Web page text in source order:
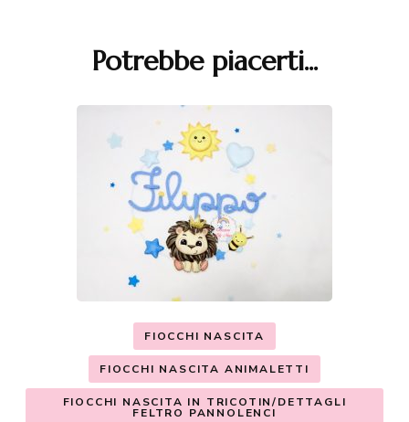
Potrebbe piacerti...
FIOCCHI NASCITA
FIOCCHI NASCITA ANIMALETTI
FIOCCHI NASCITA IN TRICOTIN/DETTAGLI
FELTRO PANNOLENCI